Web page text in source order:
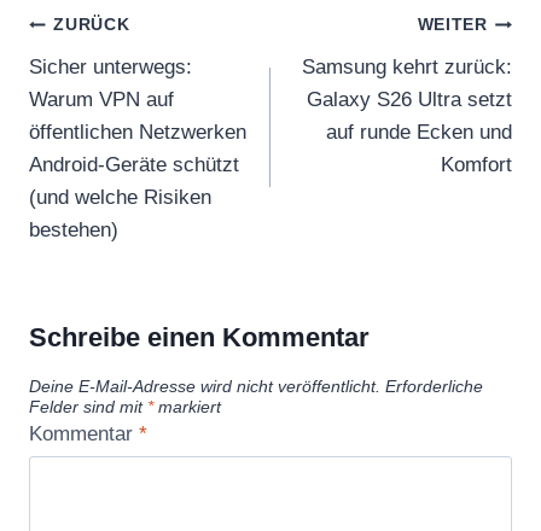
Beitragsnavigation
ZURÜCK
Sicher unterwegs:
Warum VPN auf
öffentlichen Netzwerken
Android-Geräte schützt
(und welche Risiken
bestehen)
WEITER
Samsung kehrt zurück:
Galaxy S26 Ultra setzt
auf runde Ecken und
Komfort
Schreibe einen Kommentar
Deine E-Mail-Adresse wird nicht veröffentlicht. Erforderliche
Felder sind mit *markiert
Kommentar *